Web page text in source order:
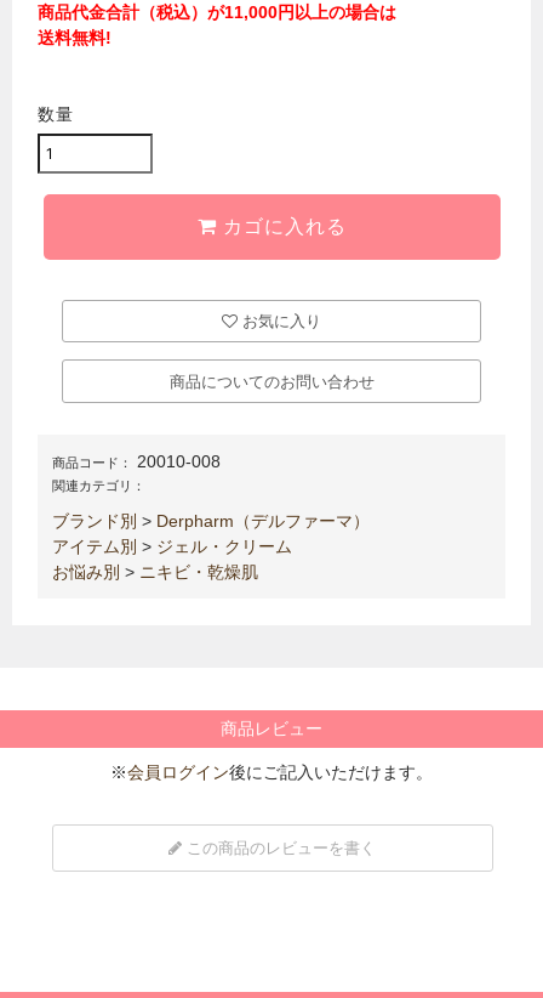
商品代金合計（税込）が11,000円以上の場合は
送料無料!
数量
カゴに入れる
お気に入り
商品についてのお問い合わせ
商品コード： 20010-008
関連カテゴリ：
ブランド別 > Derpharm（デルファーマ）
アイテム別 > ジェル・クリーム
お悩み別 > ニキビ・乾燥肌
商品レビュー
※会員ログイン後にご記入いただけます。
この商品のレビューを書く